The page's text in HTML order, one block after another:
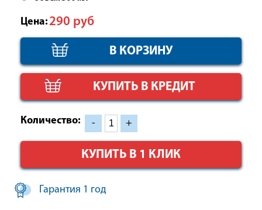
Цена: 290 руб
КУПИТЬ В КРЕДИТ
Количество: - +
КУПИТЬ В 1 КЛИК
Гарантия 1 год